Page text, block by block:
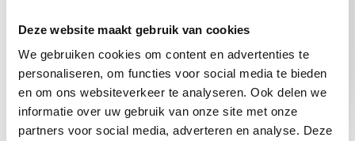
Deze website maakt gebruik van cookies
We gebruiken cookies om content en advertenties te
personaliseren, om functies voor social media te bieden
en om ons websiteverkeer te analyseren. Ook delen we
informatie over uw gebruik van onze site met onze
partners voor social media, adverteren en analyse. Deze
Binnenkort op de agenda
Naar agenda overzicht